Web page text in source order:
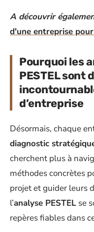
A découvrir
d'une entreprise
Pourquoi les
PESTEL sont
d’entreprise
Désormais, chaque
diagnostic
cherchent plus à
méthodes concrètes
projet et guider leurs
l’analyse PESTEL se
repères fiables dans